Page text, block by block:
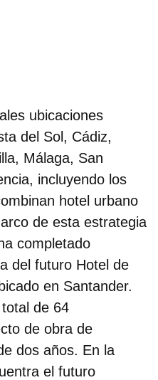
ubicaciones
del Sol, Cádiz,
Málaga, San
incluyendo los
hotel urbano
de esta estrategia
completado
del futuro Hotel de
en Santander.
de 64
de obra de
dos años. En la
el futuro